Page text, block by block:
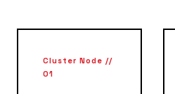
Cluster Node //
01